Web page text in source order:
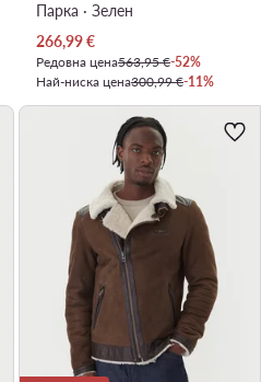
Парка · Зелен
Актуална цена
266,99€
Редовна цена563,95 €-52%
Най-ниска цена300,99 €-11%